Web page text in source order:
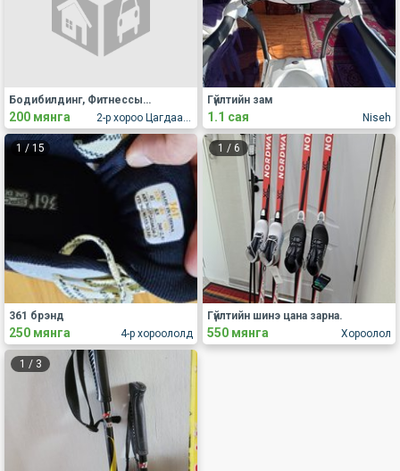
Бодибилдинг, Фитнессын БЭЛТГЭЛИЙН ЦҮНХ
200 мянга Niseh
Гүйлтийн зам
1.1 сая
1 / 15
4-р хороололд
361 брэнд
250 мянга
1 / 6
Хороолол
Гүйлтийн шинэ цана зарна.
550 мянга
1 / 3